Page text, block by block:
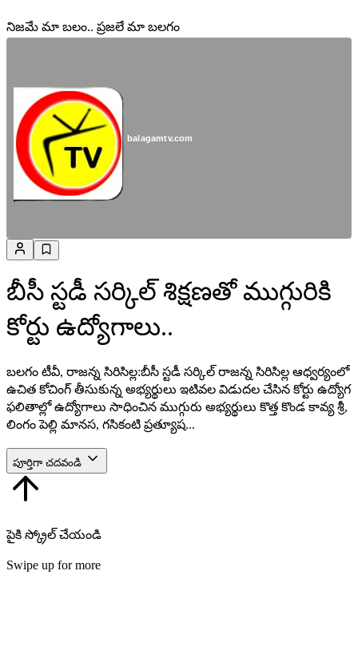
నిజమే మా బలం.. ప్రజలే మా బలగం
balagamtv.com
బీసీ స్టడీ సర్కిల్ శిక్షణతో ముగ్గురికి
కోర్టు ఉద్యోగాలు..
బలగం టీవీ, రాజన్న సిరిసిల్ల:బీసీ స్టడీ సర్కిల్ రాజన్న సిరిసిల్ల ఆధ్వర్యంలో
ఉచిత కోచింగ్ తీసుకున్న అభ్యర్థులు ఇటివల విడుదల చేసిన కోర్టు ఉద్యోగ
ఫలితాల్లో ఉద్యోగాలు సాధించిన ముగ్గురు అభ్యర్థులు కొత్త కొండ కావ్య శ్రీ,
లింగం పెల్లి మానస, గసికంటి ప్రత్యూష...
పూర్తిగా చదవండి
పైకి స్క్రోల్ చేయండి
Swipe up for more